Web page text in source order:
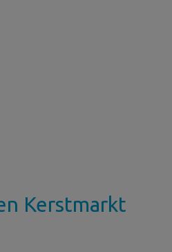
Kerstmarkt